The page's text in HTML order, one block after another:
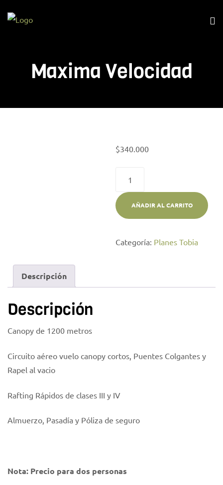
Maxima Velocidad
$340.000
AÑADIR AL CARRITO
Categoría: Planes Tobia
Descripción
Descripción
Canopy de 1200 metros
Circuito aéreo vuelo canopy cortos, Puentes Colgantes y
Rapel al vacio
Rafting Rápidos de clases III y IV
Almuerzo, Pasadía y Póliza de seguro
Nota: Precio para dos personas